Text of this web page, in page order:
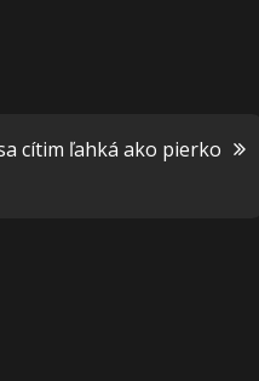
cítim ľahká ako pierko